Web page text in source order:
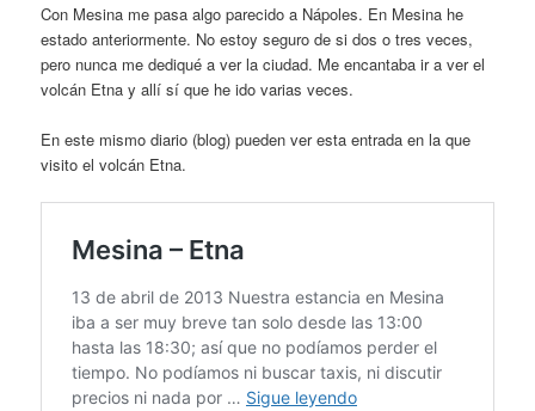
Con Mesina me pasa algo parecido a Nápoles. En Mesina he
estado anteriormente. No estoy seguro de si dos o tres veces,
pero nunca me dediqué a ver la ciudad. Me encantaba ir a ver el
volcán Etna y allí sí que he ido varias veces.
En este mismo diario (blog) pueden ver esta entrada en la que
visito el volcán Etna.